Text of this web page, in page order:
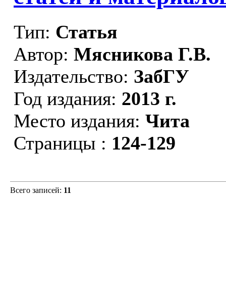
Тип: Статья
Автор: Мясникова Г.В.
Издательство: ЗабГУ
Год издания: 2013 г.
Место издания: Чита
Страницы : 124-129
Всего записей: 11